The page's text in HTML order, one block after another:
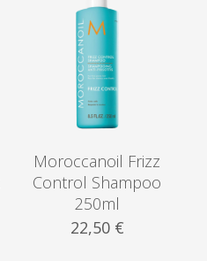
Moroccanoil Frizz
Control Shampoo
250ml
22,50 €